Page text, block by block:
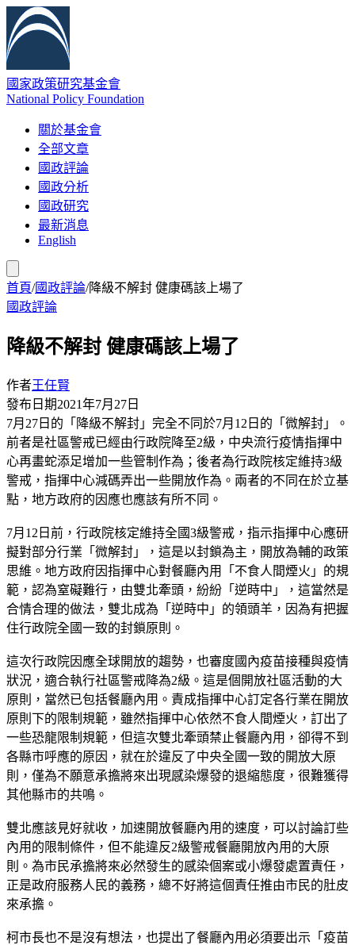
國家政策研究基金會
National Policy Foundation
關於基金會
全部文章
國政評論
國政分析
國政研究
最新消息
English
首頁/國政評論/降級不解封 健康碼該上場了
國政評論
降級不解封 健康碼該上場了
作者王任賢
發布日期2021年7月27日
7月27日的「降級不解封」完全不同於7月12日的「微解封」。
前者是社區警戒已經由行政院降至2級，中央流行疫情指揮中
心再畫蛇添足增加一些管制作為；後者為行政院核定維持3級
警戒，指揮中心減碼弄出一些開放作為。兩者的不同在於立基
點，地方政府的因應也應該有所不同。
7月12日前，行政院核定維持全國3級警戒，指示指揮中心應研
擬對部分行業「微解封」，這是以封鎖為主，開放為輔的政策
思維。地方政府因指揮中心對餐廳內用「不食人間煙火」的規
範，認為窒礙難行，由雙北牽頭，紛紛「逆時中」，這當然是
合情合理的做法，雙北成為「逆時中」的領頭羊，因為有把握
住行政院全國一致的封鎖原則。
這次行政院因應全球開放的趨勢，也審度國內疫苗接種與疫情
狀況，適合執行社區警戒降為2級。這是個開放社區活動的大
原則，當然已包括餐廳內用。責成指揮中心訂定各行業在開放
原則下的限制規範，雖然指揮中心依然不食人間煙火，訂出了
一些恐龍限制規範，但這次雙北牽頭禁止餐廳內用，卻得不到
各縣市呼應的原因，就在於違反了中央全國一致的開放大原
則，僅為不願意承擔將來出現感染爆發的退縮態度，很難獲得
其他縣市的共鳴。
雙北應該見好就收，加速開放餐廳內用的速度，可以討論訂些
內用的限制條件，但不能違反2級警戒餐廳開放內用的大原
則。為市民承擔將來必然發生的感染個案或小爆發處置責任，
正是政府服務人民的義務，總不好將這個責任推由市民的肚皮
來承擔。
柯市長也不是沒有想法，也提出了餐廳內用必須要出示「疫苗